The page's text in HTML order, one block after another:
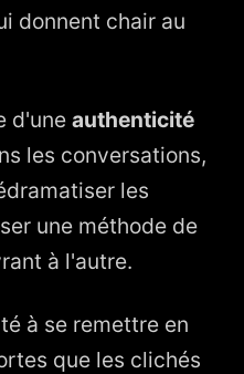
donnent chair au
d'une authenticité
les conversations,
les
une méthode de
à l'autre.
à se remettre en
que les clichés